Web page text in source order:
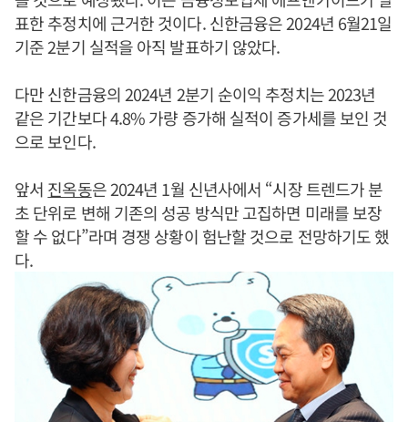
표한 추정치에 근거한 것이다. 신한금융은 2024년 6월21일
기준 2분기 실적을 아직 발표하기 않았다.
다만 신한금융의 2024년 2분기 순이익 추정치는 2023년
같은 기간보다 4.8% 가량 증가해 실적이 증가세를 보인 것
으로 보인다.
앞서 진옥동은 2024년 1월 신년사에서 “시장 트렌드가 분
초 단위로 변해 기존의 성공 방식만 고집하면 미래를 보장
할 수 없다”라며 경쟁 상황이 험난할 것으로 전망하기도 했
다.